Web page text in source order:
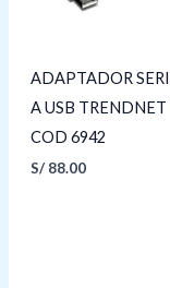
ADAPTADOR
A USB TRENDNET
COD 6942
S/88.00